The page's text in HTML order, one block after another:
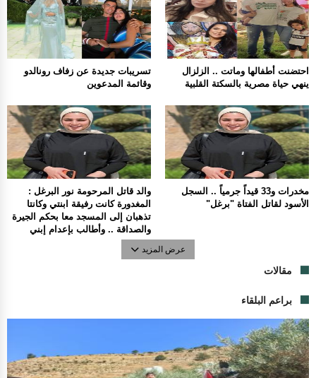
تسريبات جديدة عن زفاف رونالدو
وقائمة المدعوين
احتضنت أطفالها وماتت .. الزلزال
ينهي حياة مصرية بالسكتة القلبية
والد قاتل المرحومة نور البرغل :
المغدورة كانت رفيقة ابنتي وكانتا
تذهبان إلى المسجد معا بحكم الجيرة
والصداقة .. وأطالب بإعدام إبني
مخدرات و33 قيداً جرمياً .. السجل
الأسود لقاتل الفتاة "برغل"
عرض المزيد
مقالات
براعم البلقاء